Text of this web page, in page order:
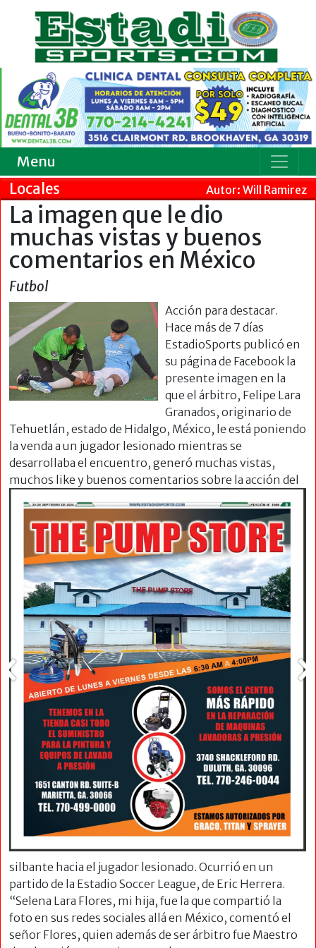
Menu
Locales Autor: Will Ramirez
La imagen que le dio
muchas vistas y buenos
comentarios en México
Futbol
Acción para destacar.
Hace más de 7 días
EstadioSports publicó en
su página de Facebook la
presente imagen en la
que el árbitro, Felipe Lara
Granados, originario de
Tehuetlán, estado de Hidalgo, México, le está poniendo
la venda a un jugador lesionado mientras se
desarrollaba el encuentro, generó muchas vistas,
muchos like y buenos comentarios sobre la acción del
silbante hacia el jugador lesionado. Ocurrió en un
partido de la Estadio Soccer League, de Eric Herrera.
“Selena Lara Flores, mi hija, fue la que compartió la
foto en sus redes sociales allá en México, comentó el
señor Flores, quien además de ser árbitro fue Maestro